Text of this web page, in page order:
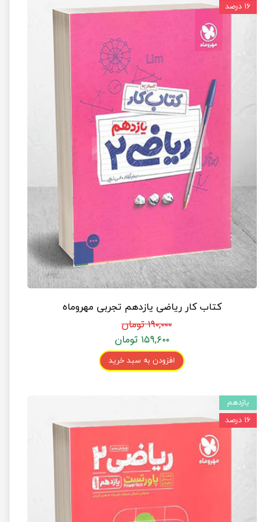
کتاب کار ریاضی یازدهم تجربی مهروماه
۱۹۰,۰۰۰ تومان
۱۵۹,۶۰۰ تومان
افزودن به سبد خرید
۱۶ درصد
یازدهم
۱۶ درصد